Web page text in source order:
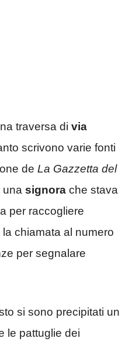
traversa di via
scrivono varie fonti
de La Gazzetta del
una signora che stava
per raccogliere
la chiamata al numero
per segnalare
si sono precipitati un
le pattuglie dei